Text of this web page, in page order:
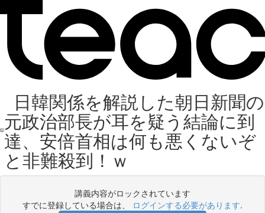
日韓関係を解説した朝日新聞の
元政治部長が耳を疑う結論に到
達、安倍首相は何も悪くないぞ
と非難殺到！ｗ
講義内容がロックされています
すでに登録している場合は、 ログインする必要があります.